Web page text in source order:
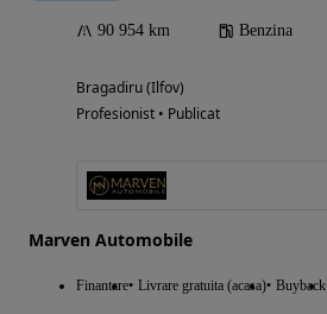
90 954 km Benzina
Bragadiru (Ilfov)
Profesionist • Publicat
Marven Automobile
Finantare Livrare gratuita (acasa) Buyback